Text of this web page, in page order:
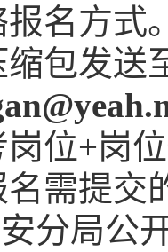
方式。
包发送
位+岗
需提交
局公开